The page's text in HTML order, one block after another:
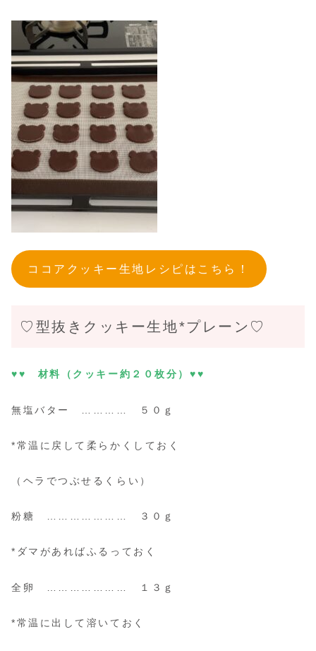
ココアクッキー生地レシピはこちら！
♡型抜きクッキー生地*プレーン♡
♥♥ 材料（クッキー約２０枚分）♥♥
無塩バター ………… ５０ｇ
*常温に戻して柔らかくしておく
（ヘラでつぶせるくらい）
粉糖 ………………… ３０ｇ
*ダマがあればふるっておく
全卵 ………………… １３ｇ
*常温に出して溶いておく